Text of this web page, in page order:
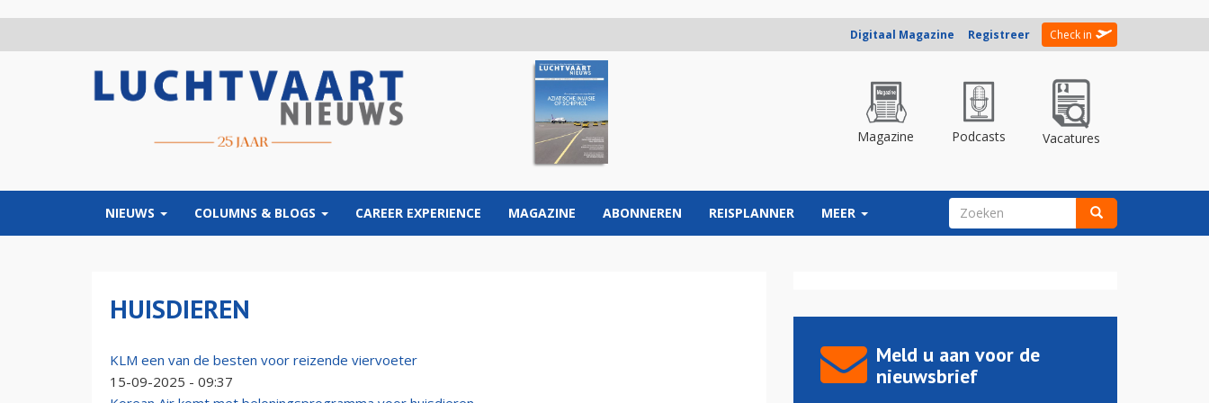
Digitaal Magazine Registreer Check in
Magazine Podcasts Vacatures
NIEUWS COLUMNS & BLOGS CAREER EXPERIENCE MAGAZINE ABONNEREN REISPLANNER MEER ZOEKVELD
HUISDIEREN
KLM een van de besten voor reizende viervoeter
15-09-2025 - 09:37
Meld u aan voor de
nieuwsbrief